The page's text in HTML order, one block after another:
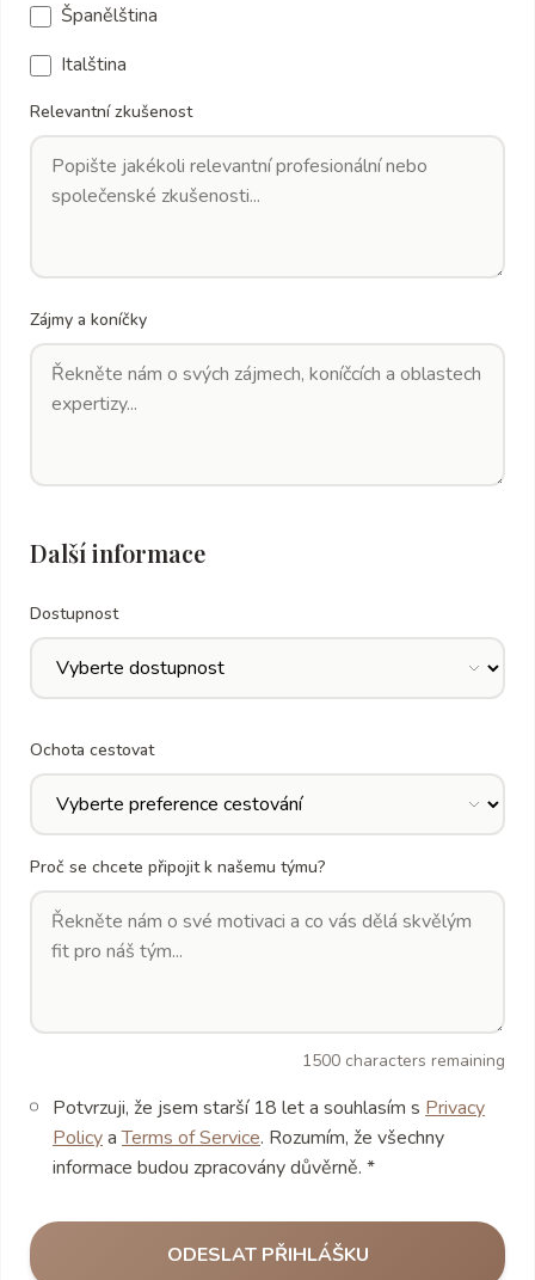
Španělština
Italština
Relevantní zkušenost
Zájmy a koníčky
Další informace
Dostupnost
Ochota cestovat
Proč se chcete připojit k našemu týmu?
1500 characters remaining
Potvrzuji, že jsem starší 18 let a souhlasím s Privacy
PolicyaTerms of Service. Rozumím, že všechny
informace budou zpracovány důvěrně. *
ODESLAT PŘIHLÁŠKU